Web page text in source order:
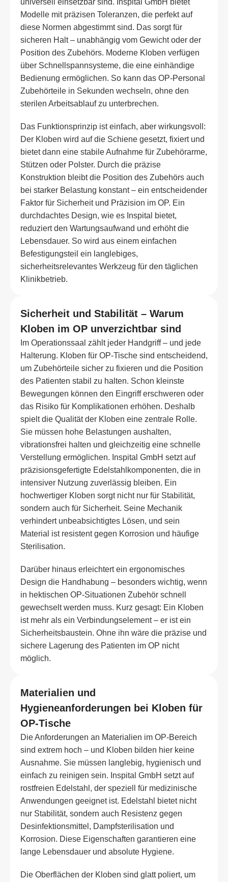
universell einsetzbar sind. Inspital GmbH bietet
Modelle mit präzisen Toleranzen, die perfekt auf
diese Normen abgestimmt sind. Das sorgt für
sicheren Halt – unabhängig vom Gewicht oder der
Position des Zubehörs. Moderne Kloben verfügen
über Schnellspannsysteme, die eine einhändige
Bedienung ermöglichen. So kann das OP-Personal
Zubehörteile in Sekunden wechseln, ohne den
sterilen Arbeitsablauf zu unterbrechen.
Das Funktionsprinzip ist einfach, aber wirkungsvoll:
Der Kloben wird auf die Schiene gesetzt, fixiert und
bietet dann eine stabile Aufnahme für Zubehörarme,
Stützen oder Polster. Durch die präzise
Konstruktion bleibt die Position des Zubehörs auch
bei starker Belastung konstant – ein entscheidender
Faktor für Sicherheit und Präzision im OP. Ein
durchdachtes Design, wie es Inspital bietet,
reduziert den Wartungsaufwand und erhöht die
Lebensdauer. So wird aus einem einfachen
Befestigungsteil ein langlebiges,
sicherheitsrelevantes Werkzeug für den täglichen
Klinikbetrieb.
Sicherheit und Stabilität – Warum
Kloben im OP unverzichtbar sind
Im Operationssaal zählt jeder Handgriff – und jede
Halterung. Kloben für OP-Tische sind entscheidend,
um Zubehörteile sicher zu fixieren und die Position
des Patienten stabil zu halten. Schon kleinste
Bewegungen können den Eingriff erschweren oder
das Risiko für Komplikationen erhöhen. Deshalb
spielt die Qualität der Kloben eine zentrale Rolle.
Sie müssen hohe Belastungen aushalten,
vibrationsfrei halten und gleichzeitig eine schnelle
Verstellung ermöglichen. Inspital GmbH setzt auf
präzisionsgefertigte Edelstahlkomponenten, die in
intensiver Nutzung zuverlässig bleiben. Ein
hochwertiger Kloben sorgt nicht nur für Stabilität,
sondern auch für Sicherheit. Seine Mechanik
verhindert unbeabsichtigtes Lösen, und sein
Material ist resistent gegen Korrosion und häufige
Sterilisation.
Darüber hinaus erleichtert ein ergonomisches
Design die Handhabung – besonders wichtig, wenn
in hektischen OP-Situationen Zubehör schnell
gewechselt werden muss. Kurz gesagt: Ein Kloben
ist mehr als ein Verbindungselement – er ist ein
Sicherheitsbaustein. Ohne ihn wäre die präzise und
sichere Lagerung des Patienten im OP nicht
möglich.
Materialien und
Hygieneanforderungen bei Kloben für
OP-Tische
Die Anforderungen an Materialien im OP-Bereich
sind extrem hoch – und Kloben bilden hier keine
Ausnahme. Sie müssen langlebig, hygienisch und
einfach zu reinigen sein. Inspital GmbH setzt auf
rostfreien Edelstahl, der speziell für medizinische
Anwendungen geeignet ist. Edelstahl bietet nicht
nur Stabilität, sondern auch Resistenz gegen
Desinfektionsmittel, Dampfsterilisation und
Korrosion. Diese Eigenschaften garantieren eine
lange Lebensdauer und absolute Hygiene.
Die Oberflächen der Kloben sind glatt poliert, um